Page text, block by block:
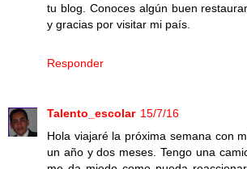
tu blog. Conoces algún buen
y gracias por visitar mi país.
Responder
Talento_escolar 15/7/16
Hola viajaré la próxima semana con
un año y dos meses. Tengo una